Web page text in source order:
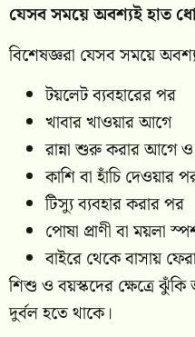
যেসব সময়ে অবশ্যই হাত
বিশেষজ্ঞরা যেসব সময়ে
টয়লেট ব্যবহারের পর
খাবার খাওয়ার আগে
রান্না শুরু করার আগে ও
কাশি বা হাঁচি দেওয়ার
টিস্যু ব্যবহার করার পর
পোষা প্রাণী বা ময়লা
বাইরে থেকে বাসায়
শিশু ও বয়স্কদের ক্ষেত্রে
দুর্বল হতে থাকে।